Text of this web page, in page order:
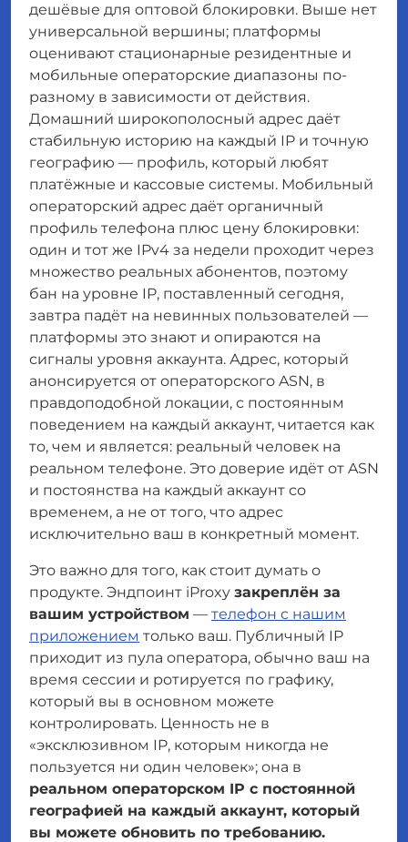
дешёвые для оптовой блокировки. Выше нет
универсальной вершины; платформы
оценивают стационарные резидентные и
мобильные операторские диапазоны по-
разному в зависимости от действия.
Домашний широкополосный адрес даёт
стабильную историю на каждый IP и точную
географию — профиль, который любят
платёжные и кассовые системы. Мобильный
операторский адрес даёт органичный
профиль телефона плюс цену блокировки:
один и тот же IPv4 за недели проходит через
множество реальных абонентов, поэтому
бан на уровне IP, поставленный сегодня,
завтра падёт на невинных пользователей —
платформы это знают и опираются на
сигналы уровня аккаунта. Адрес, который
анонсируется от операторского ASN, в
правдоподобной локации, с постоянным
поведением на каждый аккаунт, читается как
то, чем и является: реальный человек на
реальном телефоне. Это доверие идёт от ASN
и постоянства на каждый аккаунт со
временем, а не от того, что адрес
исключительно ваш в конкретный момент.
Это важно для того, как стоит думать о
продукте. Эндпоинт iProxy закреплён за
вашим устройством — телефон с нашим
приложением только ваш. Публичный IP
приходит из пула оператора, обычно ваш на
время сессии и ротируется по графику,
который вы в основном можете
контролировать. Ценность не в
«эксклюзивном IP, которым никогда не
пользуется ни один человек»; она в
реальном операторском IP с постоянной
географией на каждый аккаунт, который
вы можете обновить по требованию.